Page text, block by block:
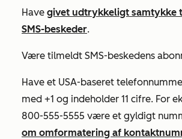
Have givet udtrykkeligt samtykke
SMS-beskeder.
Være tilmeldt SMS-beskedens
Have et USA-baseret
med +1 og indeholder 11 cifre. For
800-555-5555 være et gyldigt
om omformatering af